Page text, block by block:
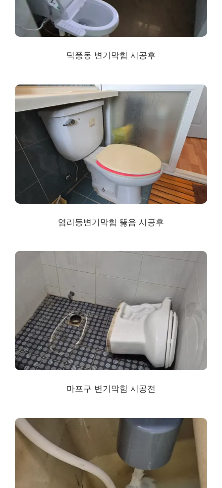
덕풍동 변기막힘 시공후
염리동변기막힘 뚫음 시공후
마포구 변기막힘 시공전